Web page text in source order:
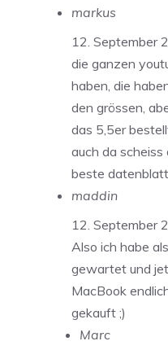
markus
12. September
die ganzen
haben, die
den grössen,
das 5,5er
auch da
beste
maddin
12. September
Also ich habe
gewartet und
MacBook
gekauft ;)
Marc